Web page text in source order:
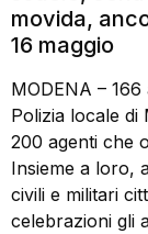
movida,
16 maggio
MODENA –
Polizia locale
200 agenti che
Insieme a loro,
civili e militari
celebrazioni gli